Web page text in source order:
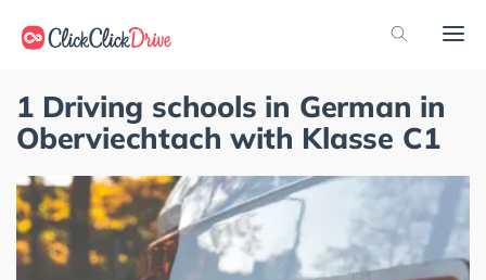
1 Driving schools in German in
Oberviechtach with Klasse C1